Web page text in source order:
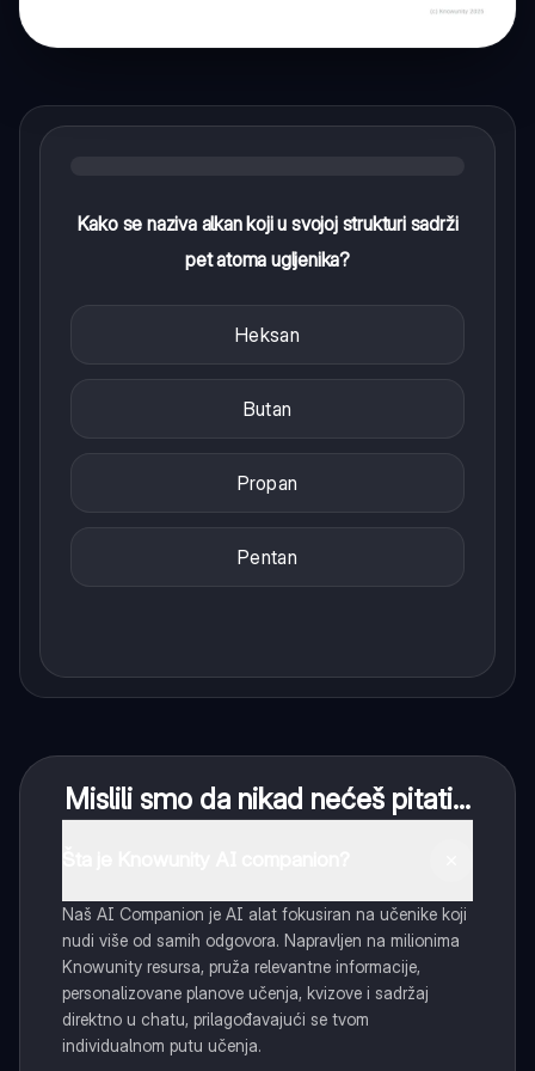
Kako se naziva alkan koji u svojoj strukturi sadrži
pet atoma ugljenika?
Heksan
Butan
Propan
Pentan
Mislili smo da nikad nećeš pitati...
Naš AI Companion je AI alat fokusiran na učenike koji
nudi više od samih odgovora. Napravljen na milionima
Knowunity resursa, pruža relevantne informacije,
personalizovane planove učenja, kvizove i sadržaj
direktno u chatu, prilagođavajući se tvom
individualnom putu učenja.